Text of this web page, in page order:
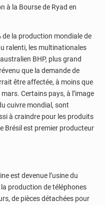
à la Bourse de Ryad en
de la production mondiale de
ralenti, les multinationales
BHP, plus grand
que la demande de
être affectée, à moins que
Certains pays, à l’image
cuivre mondial, sont
à craindre pour les produits
Brésil est premier producteur
est devenue l’usine du
production de téléphones
de pièces détachées pour